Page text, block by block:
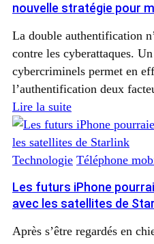
nouvelle stratégie pour
La double authentification
contre les cyberattaques.
cybercriminels permet en
l’authentification deux
Lire la suite
Technologie Téléphone
Les futurs iPhone
avec les satellites de
Après s’être regardés en